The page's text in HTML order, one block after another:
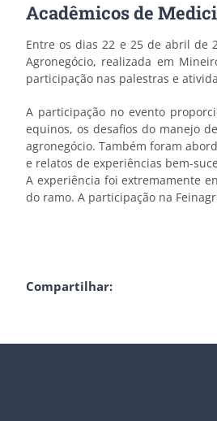
Acadêmicos de
Entre os dias 22 e 25 de abril de
Agronegócio, realizada em
participação nas palestras e
A participação no evento
equinos, os desafios do manejo
agronegócio. Também foram
e relatos de experiências bem-
A experiência foi extremamente
do ramo. A participação na
Compartilhar: